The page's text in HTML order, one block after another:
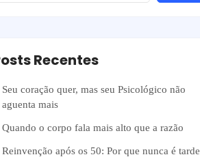
Recentes
Seu coração quer, mas seu Psicológico não
aguenta mais
Quando o corpo fala mais alto que a razão
Reinvenção após os 50: Por que nunca é tarde